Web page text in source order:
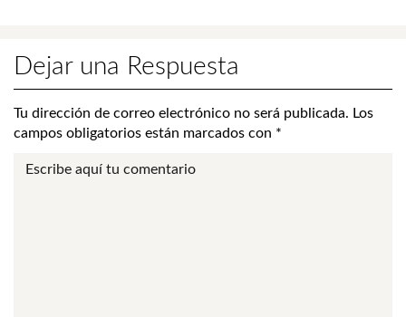
Dejar una Respuesta
Tu dirección de correo electrónico no será publicada. Los
campos obligatorios están marcados con *